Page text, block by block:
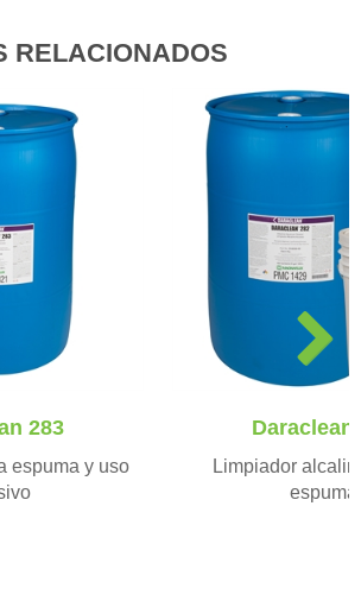
RELACIONADOS
283
espuma y uso
Daraclean
Limpiador
espuma
N
x